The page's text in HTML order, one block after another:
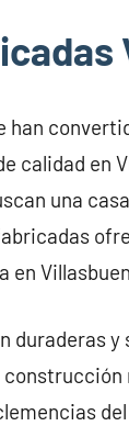
han
calidad en
una
en
duraderas